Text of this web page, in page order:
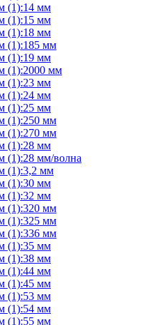
(1):14 мм
(1):15 мм
(1):18 мм
(1):185 мм
(1):19 мм
(1):2000 мм
(1):23 мм
(1):24 мм
(1):25 мм
(1):250 мм
(1):270 мм
(1):28 мм
(1):28 мм/волна
(1):3,2 мм
(1):30 мм
(1):32 мм
(1):320 мм
(1):325 мм
(1):336 мм
(1):35 мм
(1):38 мм
(1):44 мм
(1):45 мм
(1):53 мм
(1):54 мм
(1):55 мм